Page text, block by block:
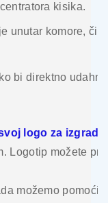
kisika.
unutar komore,
bi direktno
logo za
Logotip možete
možemo